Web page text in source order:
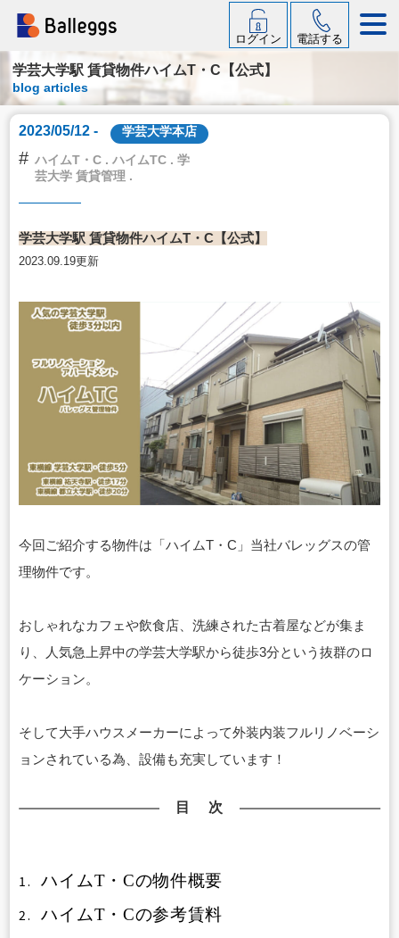
ログイン 電話する
学芸大学駅 賃貸物件ハイムT・C【公式】
blog articles
2023/05/12 - 学芸大学本店
# ハイムT・C . ハイムTC . 学
芸大学 賃貸管理 .
学芸大学駅 賃貸物件ハイムT・C【公式】
2023.09.19更新
今回ご紹介する物件は「ハイムT・C」当社バレッグスの管
理物件です。
おしゃれなカフェや飲食店、洗練された古着屋などが集ま
り、人気急上昇中の学芸大学駅から徒歩3分という抜群のロ
ケーション。
そして大手ハウスメーカーによって外装内装フルリノベーシ
ョンされている為、設備も充実しています！
目 次
1. ハイムT・Cの物件概要
2. ハイムT・Cの参考賃料